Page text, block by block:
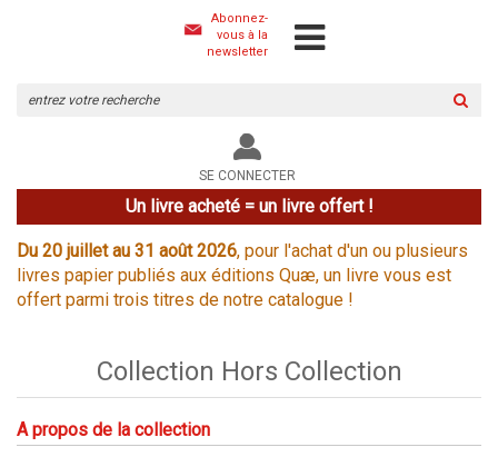
Abonnez-
vous à la
newsletter
le
site
SE CONNECTER
Un livre acheté = un livre offert !
Du 20 juillet au 31 août 2026, pour l'achat d'un ou plusieurs
livres papier publiés aux éditions Quæ, un livre vous est
offert parmi trois titres de notre catalogue !
Collection Hors Collection
A propos de la collection